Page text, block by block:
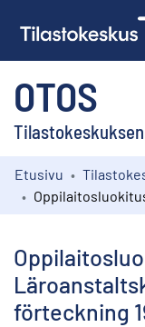
OTOS
Kokoelmat
Etusivu
förteckning